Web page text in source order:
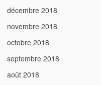
décembre 2018
novembre 2018
octobre 2018
septembre 2018
août 2018